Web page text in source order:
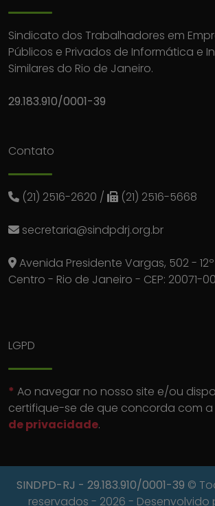
Sindicato dos Trabalhadores em
Públicos e Privados de Informática e
Similares do Rio de Janeiro.
29.183.910/0001-39
Contato
(21) 2516-2620 / (21) 2516-5668
secretaria@sindpdrj.org.br
Avenida Presidente Vargas, 502 -
Centro - Rio de Janeiro - CEP: 20071-
LGPD
* Ao navegar no nosso site e/ou
certifique-se de que concorda com a
de privacidade.
SINDPD-RJ - 29.183.910/0001-39 ©
reservados - 2026 - Desenvolvido